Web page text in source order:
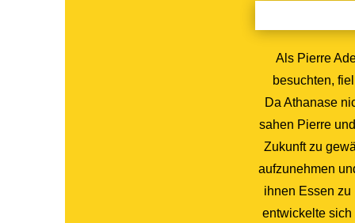
Als Pierre
besuchten,
Da Athanase
sahen Pierre
Zukunft zu
aufzunehmen
ihnen Essen
entwickelte sich